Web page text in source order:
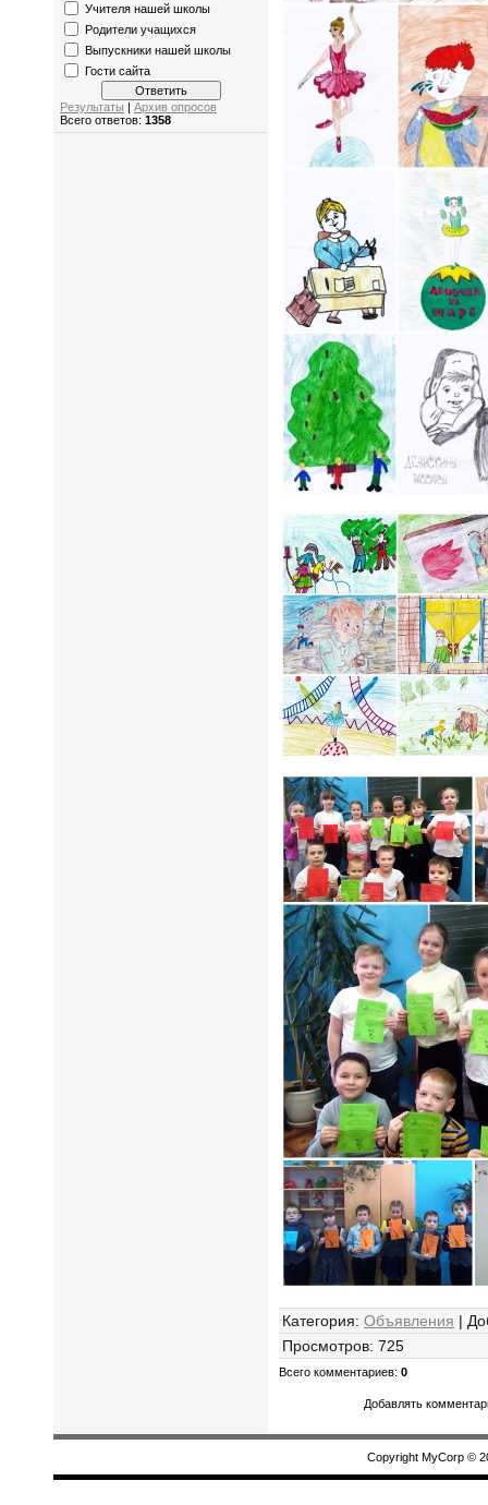
Учителя нашей школы
Родители учащихся
Выпускники нашей школы
Гости сайта
Результаты
Архив опросов
Всего ответов: 1358
Категория: Объявления |
Просмотров: 725
Всего комментариев: 0
Добавлять
Copyright MyCorp ©